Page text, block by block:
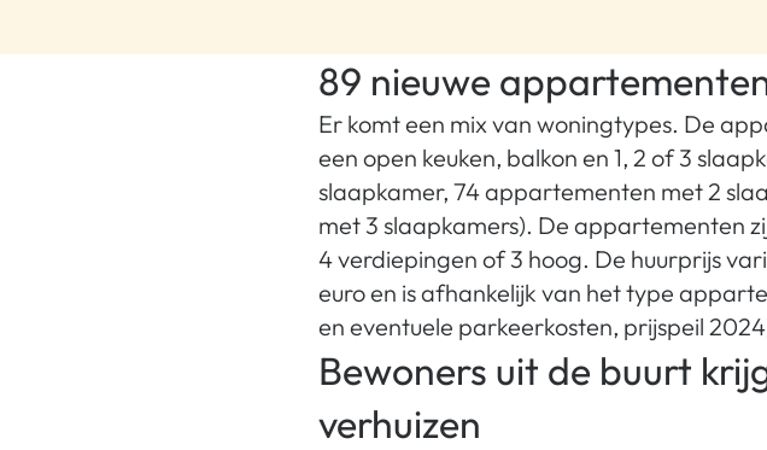
89 nieuwe
Er komt een mix van woningtypes. De
een open keuken, balkon en 1, 2 of 3
slaapkamer, 74 appartementen met 2
met 3 slaapkamers). De appartementen
4 verdiepingen of 3 hoog. De huurprijs
euro en is afhankelijk van het type
en eventuele parkeerkosten, prijspeil
Bewoners uit de buurt
verhuizen